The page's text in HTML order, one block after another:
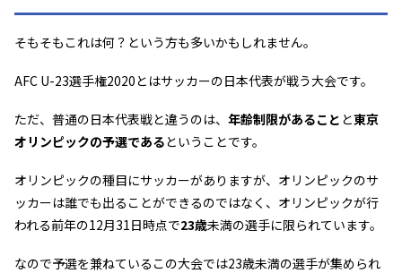
そもそもこれは何？という方も多いかもしれません。
AFC U-23選手権2020とはサッカーの日本代表が戦う大会です。
ただ、普通の日本代表戦と違うのは、 年齢制限があること と東京
オリンピックの予選であるということです。
オリンピックの種目にサッカーがありますが、オリンピックのサ
ッカーは誰でも出ることができるのではなく、オリンピックが行
われる前年の12月31日時点で23歳未満の選手に限られています。
なので予選を兼ねているこの大会では23歳未満の選手が集められ